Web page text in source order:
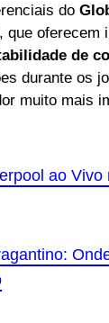
do
, que oferecem
de
durante os
muito mais
ao Vivo